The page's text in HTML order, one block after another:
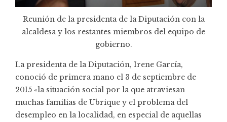
Reunión de la presidenta de la Diputación con la
alcaldesa y los restantes miembros del equipo de
gobierno.
La presidenta de la Diputación, Irene García,
conoció de primera mano el 3 de septiembre de
2015 «la situación social por la que atraviesan
muchas familias de Ubrique y el problema del
desempleo en la localidad, en especial de aquellas